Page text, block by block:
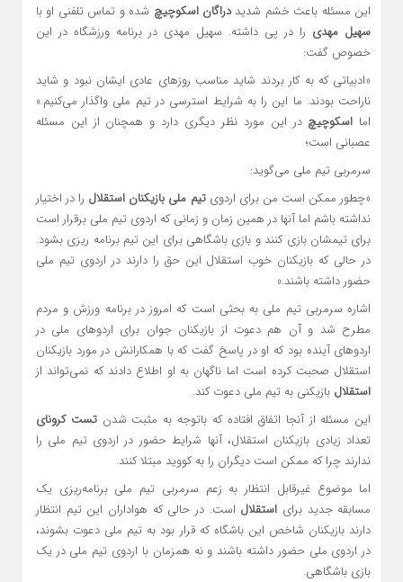
این مسئله باعث خشم شدیددراگان اسکوچیچ شده و تماس تلفنی او با
سهیل مهدی را در پی داشته. سهیل مهدی در برنامه ورزشگاه در این
خصوص گفت:
«ادبیاتی که به کار بردند شاید مناسب روزهای عادی ایشان نبود و شاید
ناراحت بودند. ما این را به شرایط استرسی در تیم ملی واگذار می‌کنیم.»
اما اسکوچیچ در این مورد نظر دیگری دارد و همچنان از این مسئله
عصبانی است؛
سرمربی تیم ملی می‌گوید:
«چطور ممکن است من برای اردوی تیم ملی بازیکنان استقلال را در اختیار
نداشته باشم اما آنها در همین زمان و زمانی که اردوی تیم ملی برقرار است
برای تیمشان بازی کنند و بازی باشگاهی برای این تیم برنامه ریزی بشود.
در حالی که بازیکنان خوب استقلال این حق را دارند در اردوی تیم ملی
حضور داشته باشند.»
اشاره سرمربی تیم ملی به بحثی است که امروز در برنامه ورزش و مردم
مطرح شد و آن هم دعوت از بازیکنان جوان برای اردوهای ملی در
اردوهای آینده بود که او در پاسخ گفت که با همکارانش در مورد بازیکنان
استقلال صحبت کرده است اما ناگهان به او اطلاع دادند که نمی‌تواند از
استقلال بازیکنی به تیم ملی دعوت کند.
این مسئله از آنجا اتفاق افتاده که باتوجه به مثبت شدنتست کرونای
تعداد زیادی بازیکنان استقلال، آنها شرایط حضور در اردوی تیم ملی را
ندارند چرا که ممکن است دیگران را به کووید مبتلا کنند.
اما موضوع غیرقابل انتظار به زعم سرمربی تیم ملی برنامه‌ریزی یک
مسابقه جدید برای استقلال است. در حالی که هواداران این تیم انتظار
دارند بازیکنان شاخص این باشگاه که قرار بود به تیم ملی دعوت بشوند،
در اردوی ملی حضور داشته باشند و نه همزمان با اردوی تیم ملی در یک
بازی باشگاهی.